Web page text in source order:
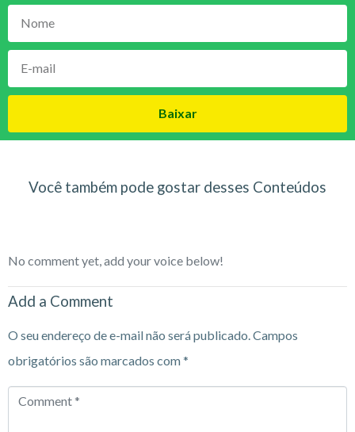
Baixar
Você também pode gostar desses Conteúdos
No comment yet, add your voice below!
Add a Comment
O seu endereço de e-mail não será publicado. Campos
obrigatórios são marcados com*
Comment